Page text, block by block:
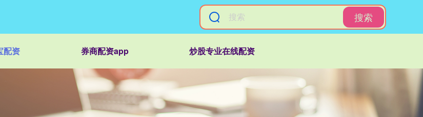
搜索
配资 券商配资app 炒股专业在线配资